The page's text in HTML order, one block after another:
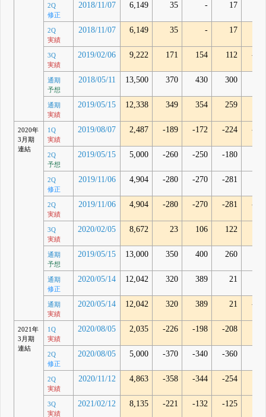
2Q
修正
2018/11/07 6,149 35 - 17
2Q
実績
2018/11/07 6,149 35 - 17
3Q
実績
2019/02/06 9,222 171 154 112 -
通期
予想
2018/05/11 13,500 370 430 300
通期
実績
2019/05/15 12,338 349 354 259
2020年
3月期
連結
1Q
実績
2019/08/07 2,487 -189 -172 -224 -
2Q
予想
2019/05/15 5,000 -260 -250 -180
2Q
修正
2019/11/06 4,904 -280 -270 -281
2Q
実績
2019/11/06 4,904 -280 -270 -281 -
3Q
実績
2020/02/05 8,672 23 106 122
通期
予想
2019/05/15 13,000 350 400 260
通期
修正
2020/05/14 12,042 320 389 21
通期
実績
2020/05/14 12,042 320 389 21 -
2021年
3月期
連結
1Q
実績
2020/08/05 2,035 -226 -198 -208
2Q
修正
2020/08/05 5,000 -370 -340 -360
2Q
実績
2020/11/12 4,863 -358 -344 -254
3Q
実績
2021/02/12 8,135 -221 -132 -125